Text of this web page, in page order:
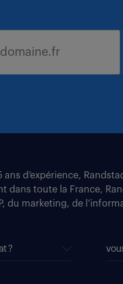
ans d’expérience,
dans toute la France,
du marketing, de
?